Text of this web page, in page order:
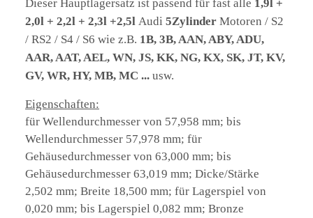
Dieser Hauptlagersatz ist passend für fast alle 1,9l +
2,0l + 2,2l + 2,3l +2,5l Audi 5Zylinder Motoren / S2
/ RS2 / S4 / S6 wie z.B. 1B, 3B, AAN, ABY, ADU,
AAR, AAT, AEL, WN, JS, KK, NG, KX, SK, JT, KV,
GV, WR, HY, MB, MC ... usw.
Eigenschaften:
für Wellendurchmesser von 57,958 mm; bis
Wellendurchmesser 57,978 mm; für
Gehäusedurchmesser von 63,000 mm; bis
Gehäusedurchmesser 63,019 mm; Dicke/Stärke
2,502 mm; Breite 18,500 mm; für Lagerspiel von
0,020 mm; bis Lagerspiel 0,082 mm; Bronze